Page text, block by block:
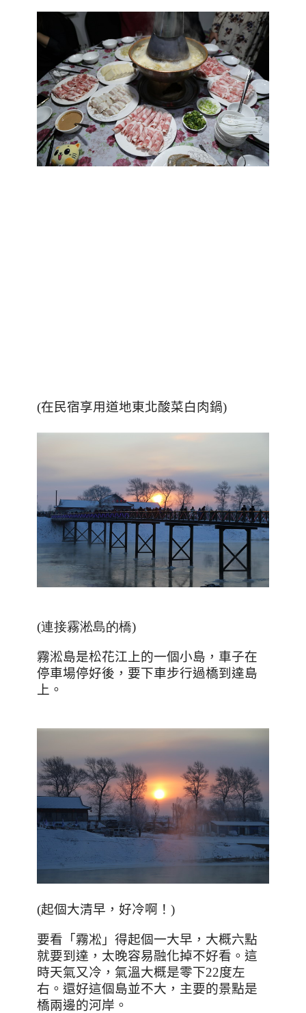
(在民宿享用道地東北酸菜白肉鍋)
(連接霧淞島的橋)
霧淞島是松花江上的一個小島，車子在
停車場停好後，要下車步行過橋到達島
上。
(起個大清早，好冷啊！)
要看「霧凇」得起個一大早，大概六點
就要到達，太晚容易融化掉不好看。這
時天氣又冷，氣溫大概是零下22度左
右。還好這個島並不大，主要的景點是
橋兩邊的河岸。